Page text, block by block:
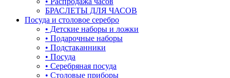
лягушки
медведь
музыка
мышки
БРАСЛЕТЫ ДЛЯ ЧАСОВ
Посуда и столовое серебро
• Детские наборы и ложки
• Подарочные наборы
• Подстаканники
• Посуда
• Серебряная посуда
• Столовые приборы